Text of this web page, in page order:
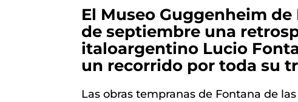
El Museo Guggenheim
de septiembre una
italoargentino Lucio
un recorrido por toda su
Las obras tempranas de Fontana de